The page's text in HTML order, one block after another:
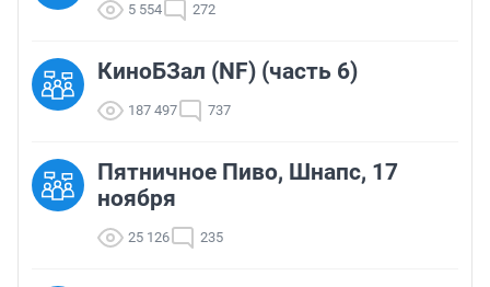
5 554 272
КиноБЗал (NF) (часть 6)
187 497 737
Пятничное Пиво, Шнапс, 17
ноября
25 126 235